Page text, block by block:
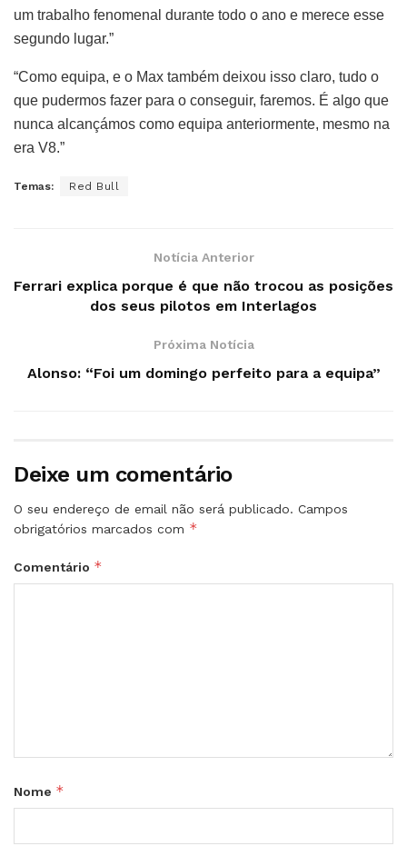
um trabalho fenomenal durante todo o ano e merece esse
segundo lugar.”
“Como equipa, e o Max também deixou isso claro, tudo o
que pudermos fazer para o conseguir, faremos. É algo que
nunca alcançámos como equipa anteriormente, mesmo na
era V8.”
Temas: Red Bull
Notícia Anterior
Ferrari explica porque é que não trocou as posições
dos seus pilotos em Interlagos
Próxima Notícia
Alonso: “Foi um domingo perfeito para a equipa”
Deixe um comentário
O seu endereço de email não será publicado. Campos
obrigatórios marcados com *
Comentário *
Nome *